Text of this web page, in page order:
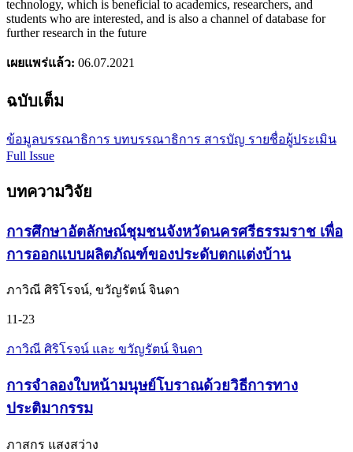
technology, which is beneficial to academics, researchers, and
students who are interested, and is also a channel of database for
further research in the future
เผยแพร่แล้ว: 06.07.2021
ฉบับเต็ม
ข้อมูลบรรณาธิการ บทบรรณาธิการ สารบัญ รายชื่อผู้ประเมิน
Full Issue
บทความวิจัย
การศึกษาอัตลักษณ์ชุมชนจังหวัดนครศรีธรรมราช เพื่อ
การออกแบบผลิตภัณฑ์ของประดับตกแต่งบ้าน
ภาวิณี ศิริโรจน์, ขวัญรัตน์ จินดา
11-23
ภาวิณี ศิริโรจน์ และ ขวัญรัตน์ จินดา
การจำลองใบหน้ามนุษย์โบราณด้วยวิธีการทาง
ประติมากรรม
ภาสกร แสงสว่าง